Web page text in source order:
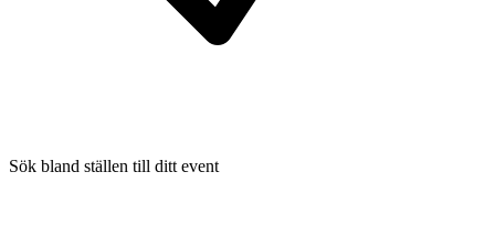
Sök bland ställen till ditt event